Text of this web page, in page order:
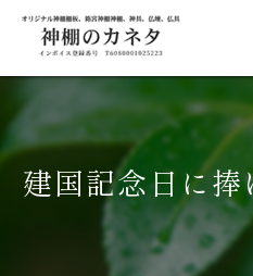
建国記念日に捧